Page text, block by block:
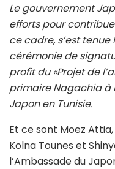
Le gouvernement
efforts pour
ce cadre, s’est tenue
cérémonie de
profit du «Projet de
primaire Nagachia à
Japon en Tunisie.
Et ce sont Moez
Kolna Tounes et
l’Ambassade du